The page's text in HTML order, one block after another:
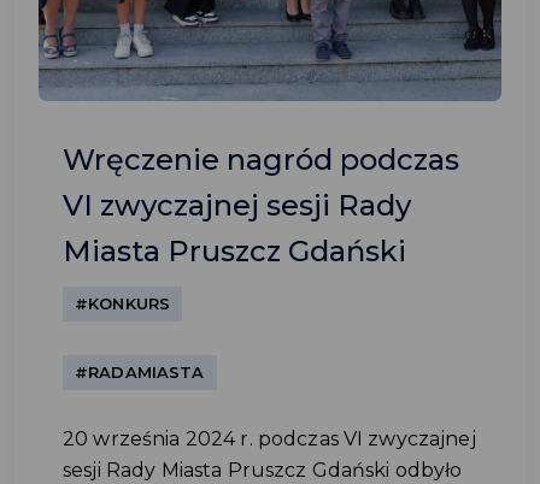
Wręczenie nagród podczas
VI zwyczajnej sesji Rady
Miasta Pruszcz Gdański
#KONKURS
#RADAMIASTA
20 września 2024 r. podczas VI zwyczajnej
sesji Rady Miasta Pruszcz Gdański odbyło